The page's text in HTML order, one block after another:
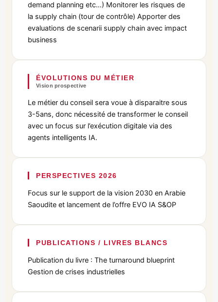
demand planning etc…) Monitorer les risques de
la supply chain (tour de contrôle) Apporter des
evaluations de scenarii supply chain avec impact
business
ÉVOLUTIONS DU MÉTIER
Vision prospective
Le métier du conseil sera voue à disparaitre sous
3-5ans, donc nécessité de transformer le conseil
avec un focus sur l’exécution digitale via des
agents intelligents IA.
PERSPECTIVES 2026
Focus sur le support de la vision 2030 en Arabie
Saoudite et lancement de l’offre EVO IA S&OP
PUBLICATIONS / LIVRES BLANCS
Publication du livre : The turnaround blueprint
Gestion de crises industrielles